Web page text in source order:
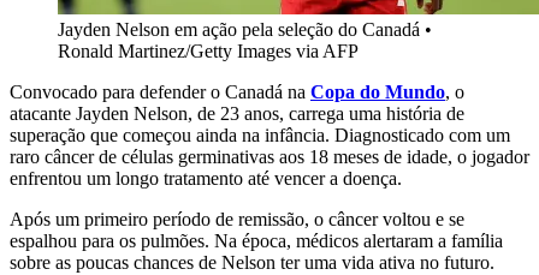
Jayden Nelson em ação pela seleção do Canadá •
Ronald Martinez/Getty Images via AFP
Convocado para defender o Canadá na Copa do Mundo, o
atacante Jayden Nelson, de 23 anos, carrega uma história de
superação que começou ainda na infância. Diagnosticado com um
raro câncer de células germinativas aos 18 meses de idade, o jogador
enfrentou um longo tratamento até vencer a doença.
Após um primeiro período de remissão, o câncer voltou e se
espalhou para os pulmões. Na época, médicos alertaram a família
sobre as poucas chances de Nelson ter uma vida ativa no futuro.